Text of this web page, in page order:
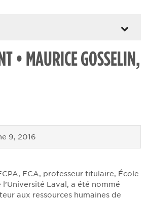
• MAURICE GOSSELIN,
9, 2016
FCA, professeur titulaire, École
Laval, a été nommé
aux ressources humaines de